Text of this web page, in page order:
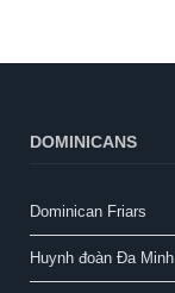
DOMINICANS
Dominican Friars
Huynh đoàn Đa Minh